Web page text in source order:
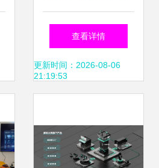
金流向解析 大消费
防御性凸显，科技
查看详情
更新时间：2026-08-06
21:19:53